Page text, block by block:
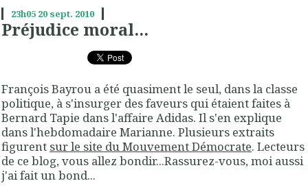
23h05 20 sept. 2010
Préjudice moral...
François Bayrou a été quasiment le seul, dans la classe
politique, à s'insurger des faveurs qui étaient faites à
Bernard Tapie dans l'affaire Adidas. Il s'en explique
dans l'hebdomadaire Marianne. Plusieurs extraits
figurent sur le site du Mouvement Démocrate. Lecteurs
de ce blog, vous allez bondir...Rassurez-vous, moi aussi
j'ai fait un bond...